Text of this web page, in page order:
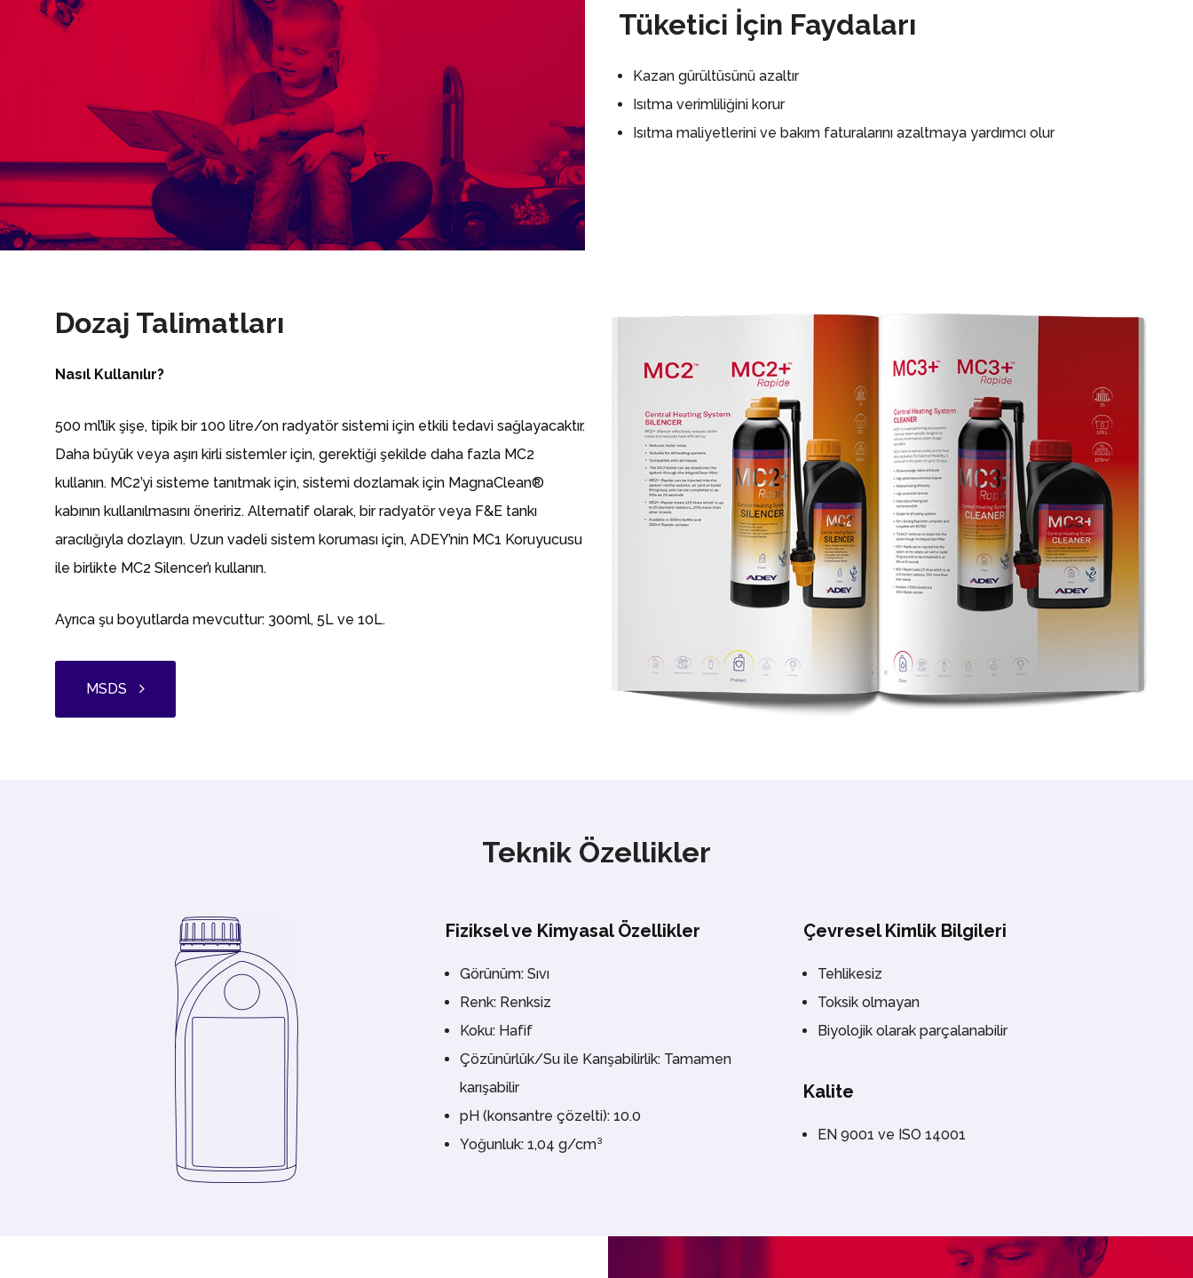
Tüketici İçin Faydaları
Kazan gürültüsünü azaltır
Isıtma verimliliğini korur
Isıtma maliyetlerini ve bakım faturalarını azaltmaya yardımcı olur
Dozaj Talimatları
Nasıl Kullanılır?
500 ml’lik şişe, tipik bir 100 litre/on radyatör sistemi için etkili tedavi sağlayacaktır.
Daha büyük veya aşırı kirli sistemler için, gerektiği şekilde daha fazla MC2
kullanın. MC2’yi sisteme tanıtmak için, sistemi dozlamak için MagnaClean®
kabının kullanılmasını öneririz. Alternatif olarak, bir radyatör veya F&E tankı
aracılığıyla dozlayın. Uzun vadeli sistem koruması için, ADEY’nin MC1 Koruyucusu
ile birlikte MC2 Silencer’ı kullanın.
Ayrıca şu boyutlarda mevcuttur: 300ml, 5L ve 10L.
MSDS
Teknik Özellikler
Fiziksel ve Kimyasal Özellikler
Görünüm: Sıvı
Renk: Renksiz
Koku: Hafif
Çözünürlük/Su ile Karışabilirlik: Tamamen
karışabilir
pH (konsantre çözelti): 10.0
Yoğunluk: 1,04 g/cm³
Çevresel Kimlik Bilgileri
Tehlikesiz
Toksik olmayan
Biyolojik olarak parçalanabilir
Kalite
EN 9001 ve ISO 14001